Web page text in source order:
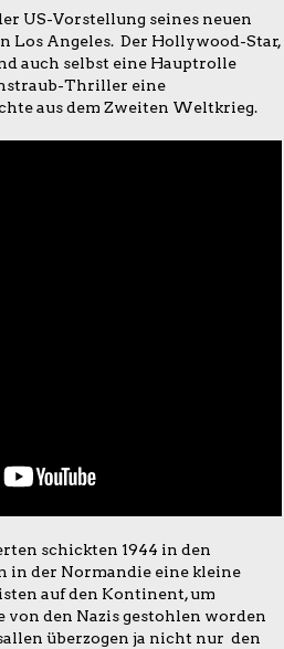
US-Vorstellung seines neuen
Los Angeles. Der Hollywood-Star,
auch selbst eine Hauptrolle
Thriller eine
aus dem Zweiten Weltkrieg.
schickten 1944 in den
in der Normandie eine kleine
auf den Kontinent, um
von den Nazis gestohlen worden
überzogen ja nicht nur den